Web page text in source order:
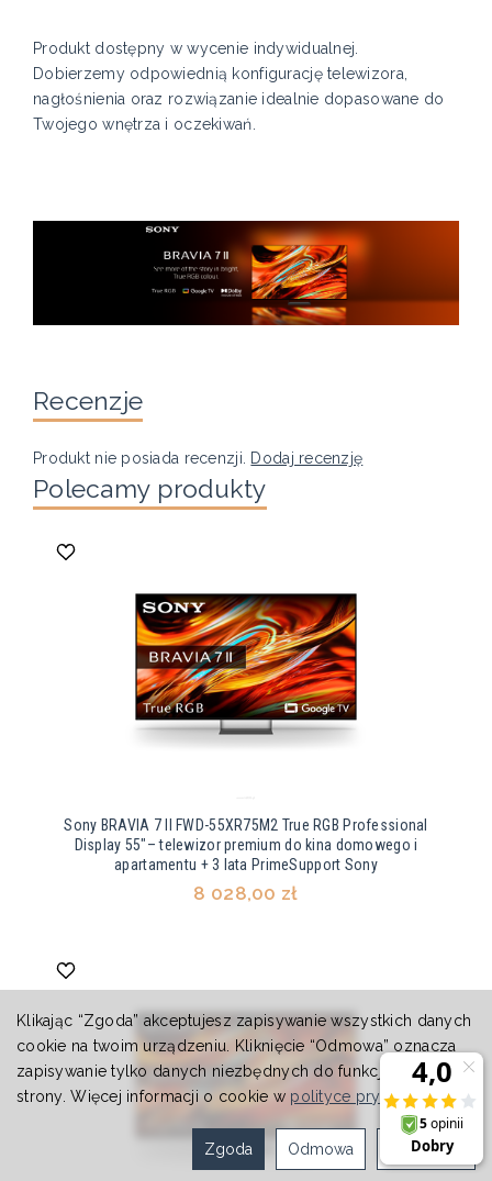
Produkt dostępny w wycenie indywidualnej.
Dobierzemy odpowiednią konfigurację telewizora,
nagłośnienia oraz rozwiązanie idealnie dopasowane do
Twojego wnętrza i oczekiwań.
Recenzje
Produkt nie posiada recenzji. Dodaj recenzję
Polecamy produkty
Sony BRAVIA 7 II FWD-55XR75M2 True RGB Professional
Display 55"– telewizor premium do kina domowego i
apartamentu + 3 lata PrimeSupport Sony
8 028,00 zł
Klikając “Zgoda” akceptujesz zapisywanie wszystkich danych
cookie na twoim urządzeniu. Kliknięcie “Odmowa” oznacza
zapisywanie tylko danych niezbędnych do funkcjonowania
strony. Więcej informacji o cookie w polityce prywatności.
Ustawienia
Odmowa
Zgoda